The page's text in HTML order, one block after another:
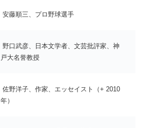
安藤順三、プロ野球選手
野口武彦、日本文学者、文芸批評家、神
戸大名誉教授
佐野洋子、作家、エッセイスト（+ 2010
年）